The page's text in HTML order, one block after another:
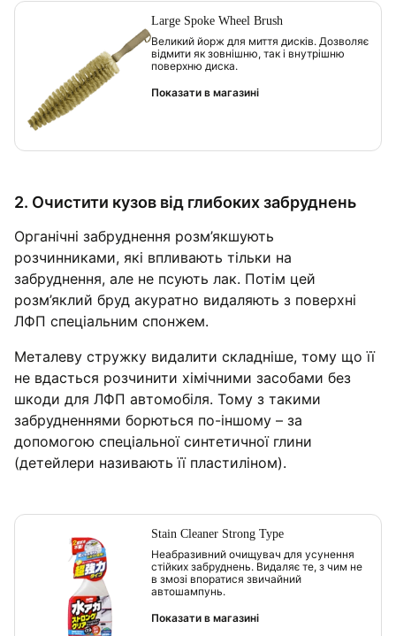
Large Spoke Wheel Brush
Великий йорж для миття дисків. Дозволяє
відмити як зовнішню, так і внутрішню
поверхню диска.
Показати в магазині
2. Очистити кузов від глибоких забруднень
Органічні забруднення розм’якшують
розчинниками, які впливають тільки на
забруднення, але не псують лак. Потім цей
розм’яклий бруд акуратно видаляють з поверхні
ЛФП спеціальним спонжем.
Металеву стружку видалити складніше, тому що її
не вдасться розчинити хімічними засобами без
шкоди для ЛФП автомобіля. Тому з такими
забрудненнями борються по-іншому – за
допомогою спеціальної синтетичної глини
(детейлери називають її пластиліном).
Stain Cleaner Strong Type
Неабразивний очищувач для усунення
стійких забруднень. Видаляє те, з чим не
в змозі впоратися звичайний
автошампунь.
Показати в магазині